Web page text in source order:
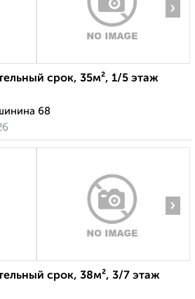
›
срок, 35м², 1/5 этаж
68
›
срок, 38м², 3/7 этаж